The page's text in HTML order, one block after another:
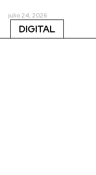
julio 24, 2026
DIGITAL